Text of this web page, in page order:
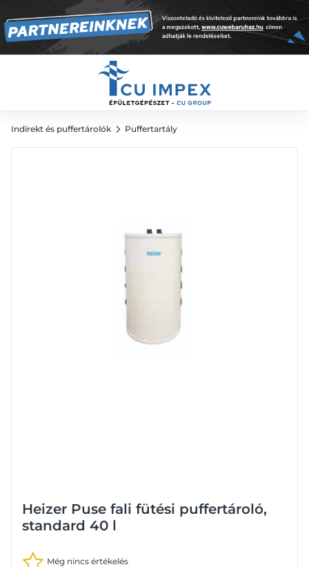
Indirekt és puffertárolók Puffertartály
Heizer Puse fali fütési puffertároló,
standard 40 l
Még nincs értékelés
71 565 Ft